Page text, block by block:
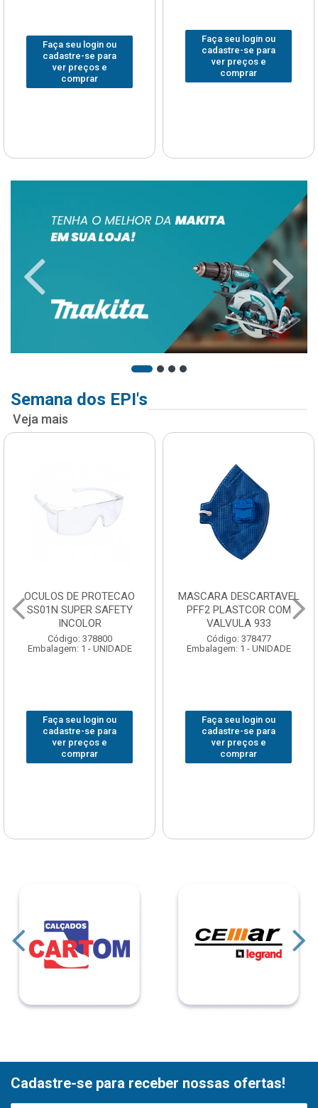
Faça seu login ou
cadastre-se para
ver preços e
comprar
Faça seu login ou
cadastre-se para
ver preços e
comprar
Semana dos EPI's
Veja mais
OCULOS DE PROTECAO
SS01N SUPER SAFETY
INCOLOR
Código: 378800
Embalagem: 1 - UNIDADE
Faça seu login ou
cadastre-se para
ver preços e
comprar
MASCARA DESCARTAVEL
PFF2 PLASTCOR COM
VALVULA 933
Código: 378477
Embalagem: 1 - UNIDADE
Faça seu login ou
cadastre-se para
ver preços e
comprar
Cadastre-se para receber nossas ofertas!